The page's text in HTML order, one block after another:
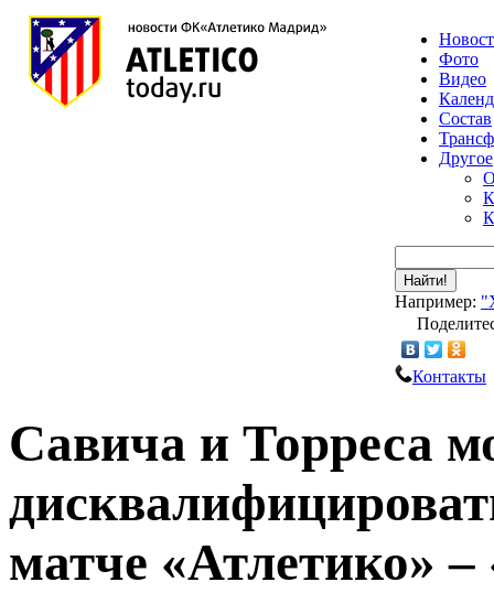
Фото
Видео
Состав
Другое
Найти!
Например:
Контакты
Савича и Торреса
матче «Атлетико» –